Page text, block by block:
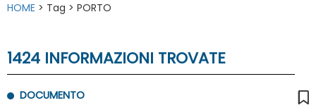
HOME > Tag > PORTO
1424 INFORMAZIONI TROVATE
DOCUMENTO